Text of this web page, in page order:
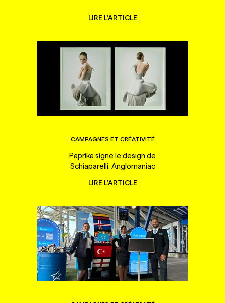
LIRE L'ARTICLE
CAMPAGNES ET CRÉATIVITÉ
Paprika signe le design de
Schiaparelli: Anglomaniac
LIRE L'ARTICLE